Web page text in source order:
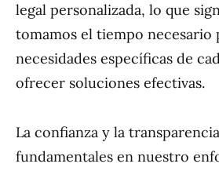
legal personalizada, lo que
tomamos el tiempo necesario
necesidades específicas de
ofrecer soluciones efectivas.
La confianza y la
fundamentales en nuestro